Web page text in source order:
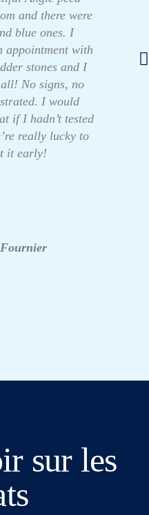
and there were
blue ones. I
appointment with
stones and I
No signs, no
I would
if I hadn’t tested
really lucky to
it early!
sur les